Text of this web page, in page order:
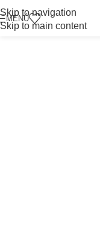
Skip to navigation
Skip to main content
MENÚ